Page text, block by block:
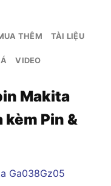
THÊM TÀI LIỆU
VIDEO
Makita
Pin &